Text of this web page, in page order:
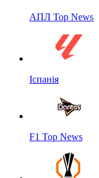
АПЛ Top News
Іспанія
F1 Top News